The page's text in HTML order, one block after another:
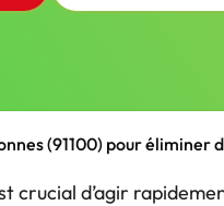
(91100) pour éliminer
crucial d’agir